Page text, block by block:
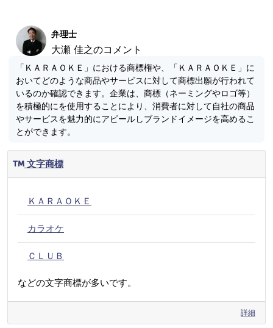
弁理士
大瀬 佳之のコメント
「ＫＡＲＡＯＫＥ」における商標権や、「ＫＡＲＡＯＫＥ」に
おいてどのような商品やサービスに対して商標出願が行われて
いるのか確認できます。企業は、商標（ネーミングやロゴ等）
を積極的にを使用することにより、消費者に対して自社の商品
やサービスを魅力的にアピールしブランドイメージを高めるこ
とができます。
文字商標
ＫＡＲＡＯＫＥ
カラオケ
ＣＬＵＢ
などの文字商標が多いです。
詳細